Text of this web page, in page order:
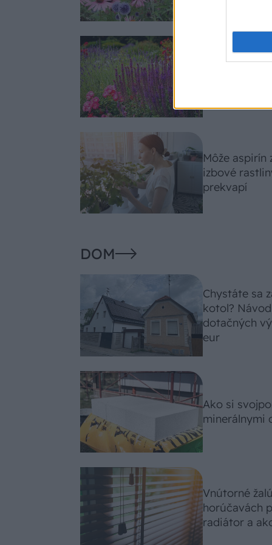
Nemusí to
Môže
izbové
prekvapí
DOM
Chystáte sa
kotol?
dotačných
eur
Ako si
minerálnymi
Vnútorné
horúčavách
radiátor a